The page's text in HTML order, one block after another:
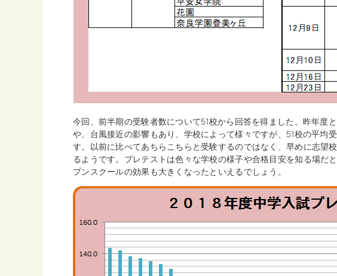
今回、前半期の受験者数について51校から回答を得ました。昨年度
や、台風接近の影響もあり、学校によって様々ですが、51校の平均
す。以前に比べてあちらこちらと受験するのではなく、早めに志望
るようです。プレテストは色々な学校の様子や合格目安を知る場だ
プンスクールの効果も大きくなったといえるでしょう。